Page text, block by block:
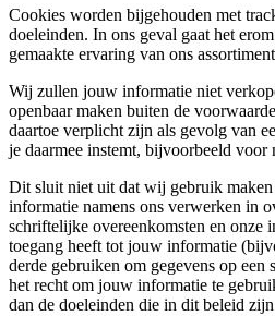
Cookies worden bijgehouden met
doeleinden. In ons geval gaat het
gemaakte ervaring van ons
Wij zullen jouw informatie niet
openbaar maken buiten de
daartoe verplicht zijn als gevolg van
je daarmee instemt, bijvoorbeeld voor
Dit sluit niet uit dat wij gebruik
informatie namens ons verwerken in
schriftelijke overeenkomsten en onze
toegang heeft tot jouw informatie
derde gebruiken om gegevens op een
het recht om jouw informatie te
dan de doeleinden die in dit beleid